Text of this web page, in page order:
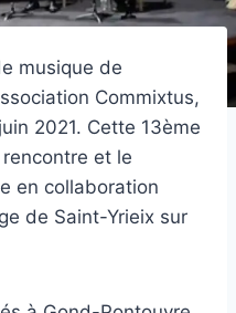
musique de
Commixtus,
2021. Cette 13ème
et le
en collaboration
de Saint-Yrieix sur